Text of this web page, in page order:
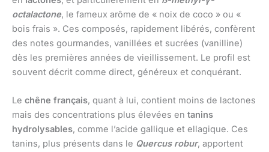
octalactone, le fameux arôme de « noix de coco » ou «
bois frais ». Ces composés, rapidement libérés, confèrent
des notes gourmandes, vanillées et sucrées (vanilline)
dès les premières années de vieillissement. Le profil est
souvent décrit comme direct, généreux et conquérant.
Le chêne français, quant à lui, contient moins de lactones
mais des concentrations plus élevées en tanins
hydrolysables, comme l’acide gallique et ellagique. Ces
tanins, plus présents dans le Quercus robur, apportent